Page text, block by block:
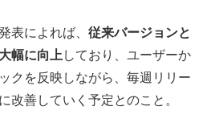
表によれば、 従来バージョンと
幅に向上 しており、ユーザーか
クを反映しながら、毎週リリー
改善していく予定とのこと。